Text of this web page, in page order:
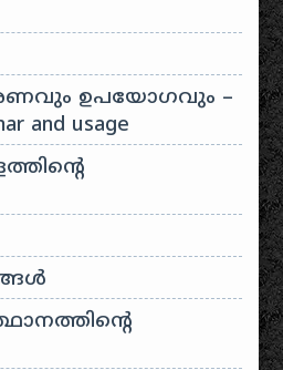
ഉപയോഗവും –
and usage